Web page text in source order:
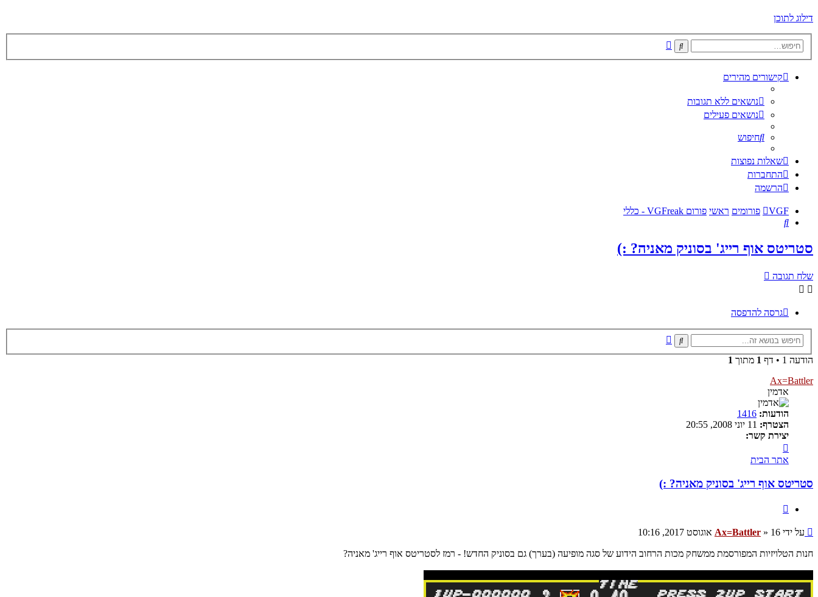
דילוג לתוכן
חיפוש
קישורים מהירים
נושאים ללא תגובות
נושאים פעילים
חיפוש
שאלות נפוצות
התחברות
הרשמה
VGF פורומים ראשי פורום VGFreak - כללי
חיפוש
סטריטס אוף רייג' בסוניק מאניה? :)
שלח תגובה
גרסה להדפסה
חיפוש
הודעה 1 • דף
1 מתוך 1
Ax=Battler
אדמין
הודעות: 1416
הצטרף:
יצירת קשר:
קשר
עם
Ax=Battler
אתר הבית
סטריטס אוף רייג' בסוניק מאניה? :)
שליחה
על ידי Ax=Battler » 16 אוגוסט 2017, 10:16
חנות הטלויזיות המפורסמת ממשחק מכות הרחוב הידוע של סגה מופיעה (בערך) גם בסוניק החדש! - רמז לסטריטס אוף רייג' מאניה?